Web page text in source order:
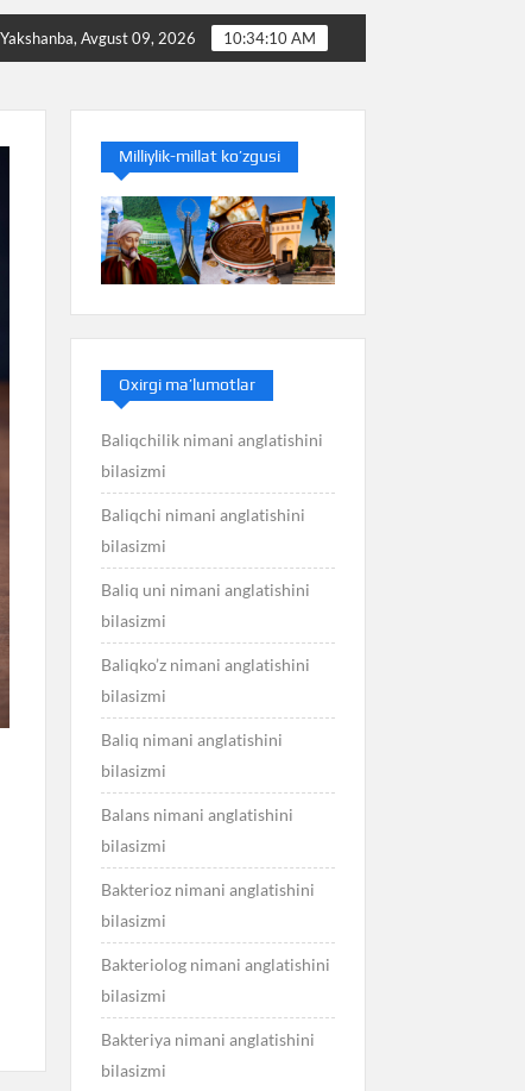
anglatishini bilasizmi Balans nimani anglatishini
Yakshanba, Avgust 09, 2026 10:34:11 AM
Milliylik-millat ko’zgusi
Oxirgi ma’lumotlar
Baliqchilik nimani anglatishini
bilasizmi
Baliqchi nimani anglatishini
bilasizmi
Baliq uni nimani anglatishini
bilasizmi
Baliqko’z nimani anglatishini
bilasizmi
Baliq nimani anglatishini
bilasizmi
Balans nimani anglatishini
bilasizmi
Bakterioz nimani anglatishini
bilasizmi
Bakteriolog nimani anglatishini
bilasizmi
Bakteriya nimani anglatishini
bilasizmi